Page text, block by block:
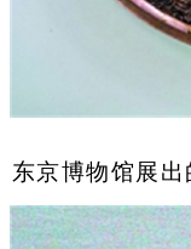
东京博物馆展出